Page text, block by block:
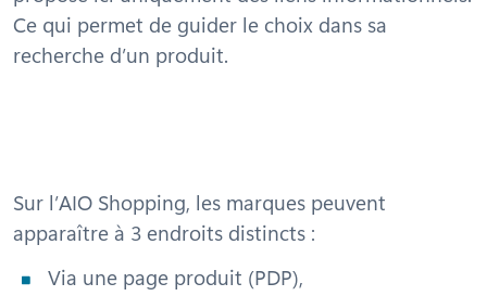
Ce qui permet de guider le choix dans sa
recherche d’un produit.
Sur l’AIO Shopping, les marques peuvent
apparaître à 3 endroits distincts :
Via une page produit (PDP),